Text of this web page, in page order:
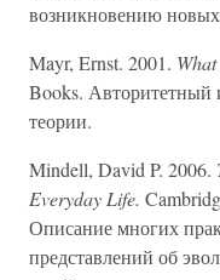
возникновению новых
Mayr, Ernst. 2001.
Books.
теории.
Mindell, David P. 2006.
Everyday Life.
Описание многих
представлений об